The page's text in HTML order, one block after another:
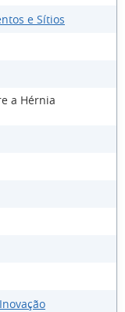
e Sítios
a Hérnia